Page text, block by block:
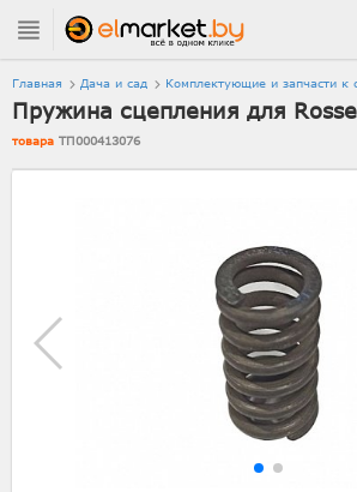
Главная Дача и сад Комплектующие и запчасти к
Пружина сцепления для
товара ТП000413076